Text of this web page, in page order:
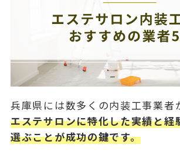
兵庫県には数多くの内装工事業者
エステサロンに特化した実績と経
選ぶことが成功の鍵です。